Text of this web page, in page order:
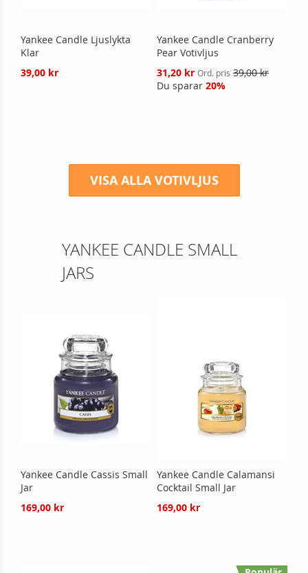
Yankee Candle Ljuslykta
Klar
39,00 kr
Yankee Candle Cranberry
Pear Votivljus
Reducerat
pris
31,20 kr Ord. pris 39,00 kr
Du sparar 20%
VISA ALLA VOTIVLJUS
YANKEE CANDLE SMALL
JARS
Yankee Candle Cassis Small
Jar
169,00 kr
Yankee Candle Calamansi
Cocktail Small Jar
169,00 kr